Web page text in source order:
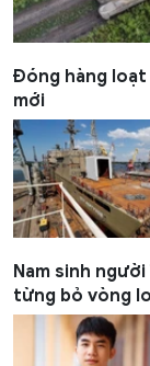
Đóng hàng loạt
mới
Nam sinh
từng bỏ vòng